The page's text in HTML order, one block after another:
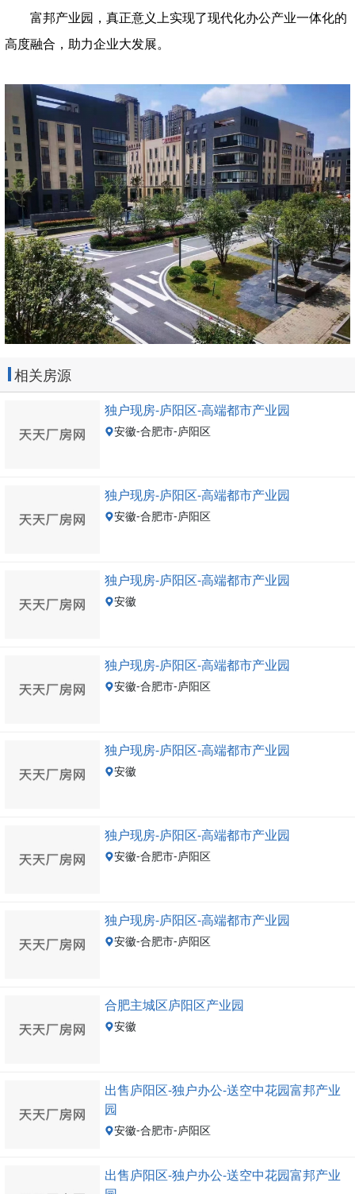
富邦产业园，真正意义上实现了现代化办公产业一体化的
高度融合，助力企业大发展。
相关房源
独户现房-庐阳区-高端都市产业园
安徽-合肥市-庐阳区
独户现房-庐阳区-高端都市产业园
安徽-合肥市-庐阳区
独户现房-庐阳区-高端都市产业园
安徽
独户现房-庐阳区-高端都市产业园
安徽-合肥市-庐阳区
独户现房-庐阳区-高端都市产业园
安徽
独户现房-庐阳区-高端都市产业园
安徽-合肥市-庐阳区
独户现房-庐阳区-高端都市产业园
安徽-合肥市-庐阳区
合肥主城区庐阳区产业园
安徽
出售庐阳区-独户办公-送空中花园富邦产业
园
安徽-合肥市-庐阳区
出售庐阳区-独户办公-送空中花园富邦产业